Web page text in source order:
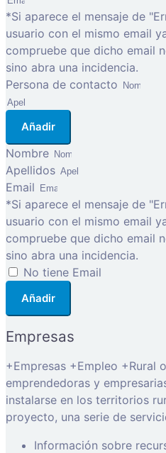
*Si aparece el mensaje de
usuario con el mismo email
compruebe que dicho email
sino abra una incidencia.
Persona de contacto
Añadir
Nombre
Apellidos
Email
*Si aparece el mensaje de
usuario con el mismo email
compruebe que dicho email
sino abra una incidencia.
No tiene Email
Añadir
Empresas
+Empresas +Empleo +Rural
emprendedoras y
instalarse en los territorios
proyecto, una serie de
Información sobre